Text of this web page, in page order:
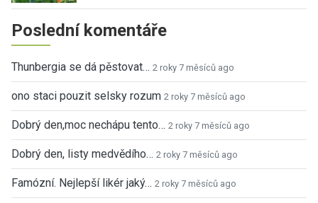
Poslední komentáře
Thunbergia se dá pěstovat… 2 roky 7 měsíců ago
ono staci pouzit selsky rozum 2 roky 7 měsíců ago
Dobrý den,moc nechápu tento… 2 roky 7 měsíců ago
Dobrý den, listy medvědího… 2 roky 7 měsíců ago
Famózní. Nejlepší likér jaký… 2 roky 7 měsíců ago